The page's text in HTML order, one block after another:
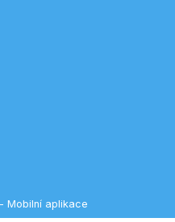
- Mobilní aplikace